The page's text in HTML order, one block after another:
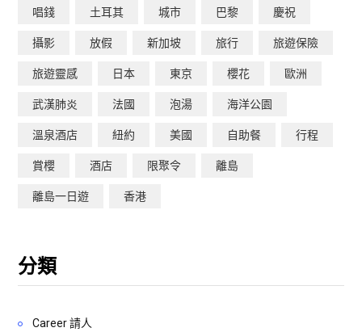
唱錢 土耳其 城市 巴黎 慶祝
攝影 放假 新加坡 旅行 旅遊保險
旅遊靈感 日本 東京 櫻花 歐洲
武漢肺炎 法國 泡湯 海洋公園
溫泉酒店 紐約 美國 自助餐 行程
賞櫻 酒店 限聚令 離島
離島一日遊 香港
分類
Career 請人